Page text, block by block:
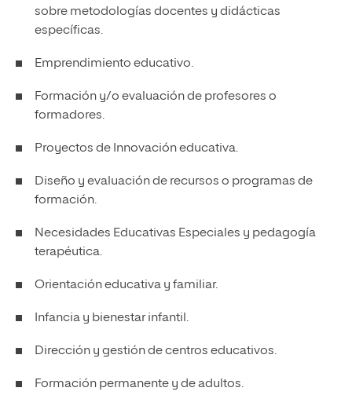
sobre metodologías docentes y didácticas
específicas.
Emprendimiento educativo.
Formación y/o evaluación de profesores o
formadores.
Proyectos de Innovación educativa.
Diseño y evaluación de recursos o programas de
formación.
Necesidades Educativas Especiales y pedagogía
terapéutica.
Orientación educativa y familiar.
Infancia y bienestar infantil.
Dirección y gestión de centros educativos.
Formación permanente y de adultos.